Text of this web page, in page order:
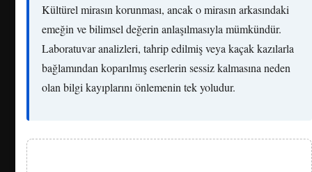
Kültürel mirasın korunması, ancak o mirasın arkasındaki
emeğin ve bilimsel değerin anlaşılmasıyla mümkündür.
Laboratuvar analizleri, tahrip edilmiş veya kaçak kazılarla
bağlamından koparılmış eserlerin sessiz kalmasına neden
olan bilgi kayıplarını önlemenin tek yoludur.